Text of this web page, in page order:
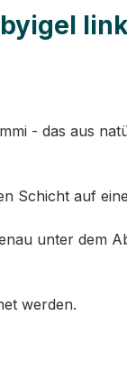
- das aus
Schicht auf
unter dem
werden.